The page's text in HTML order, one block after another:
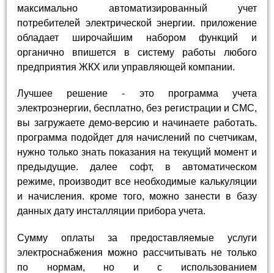
максимально автоматизированный учет
потребителей электрической энергии. приложение
обладает широчайшим набором функций и
органично впишется в систему работы любого
предприятия ЖКХ или управляющей компании.
Лучшее решение - это программа учета
электроэнергии, бесплатно, без регистрации и СМС,
вы загружаете демо-версию и начинаете работать.
программа подойдет для начислений по счетчикам,
нужно только знать показания на текущий момент и
предыдущие. далее софт, в автоматическом
режиме, производит все необходимые калькуляции
и начисления. кроме того, можно занести в базу
данных дату инсталляции прибора учета.
Сумму оплаты за предоставляемые услуги
электроснабжения можно рассчитывать не только
по нормам, но и с использованием